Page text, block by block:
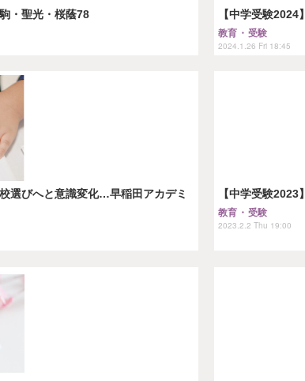
・聖光・桜蔭78 【中学受験2024
教育・受験
2024.1.26 Fri 18:45
選びへと意識変化…早稲田アカデミ
【中学受験
教育・受験
2023.2.2 Thu 19:00